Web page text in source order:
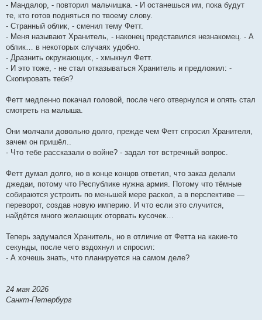
- Мандалор, - повторил мальчишка. - И останешься им, пока будут
те, кто готов подняться по твоему слову.
- Странный облик, - сменил тему Фетт.
- Меня называют Хранитель, - наконец представился незнакомец. - А
облик… в некоторых случаях удобно.
- Дразнить окружающих, - хмыкнул Фетт.
- И это тоже, - не стал отказываться Хранитель и предложил: -
Скопировать тебя?
Фетт медленно покачал головой, после чего отвернулся и опять стал
смотреть на малыша.
Они молчали довольно долго, прежде чем Фетт спросил Хранителя,
зачем он пришёл..
- Что тебе рассказали о войне? - задал тот встречный вопрос.
Фетт думал долго, но в конце концов ответил, что заказ делали
джедаи, потому что Республике нужна армия. Потому что тёмные
собираются устроить по меньшей мере раскол, а в перспективе —
переворот, создав новую империю. И что если это случится,
найдётся много желающих оторвать кусочек…
Теперь задумался Хранитель, но в отличие от Фетта на какие-то
секунды, после чего вздохнул и спросил:
- А хочешь знать, что планируется на самом деле?
24 мая 2026
Санкт-Петербург